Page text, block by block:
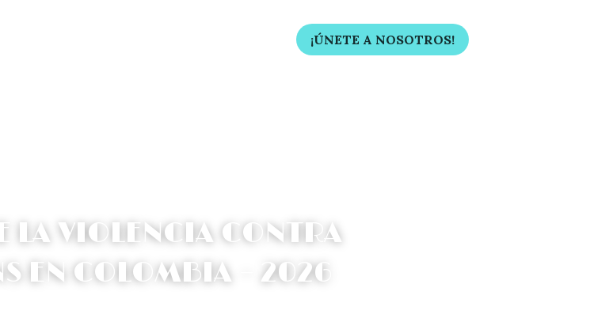
¡ÚNETE A NOSOTROS!
LA VIOLENCIA CONTRA
EN COLOMBIA – 2026